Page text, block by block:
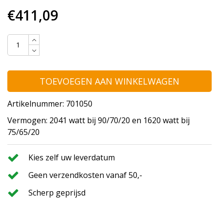
€411,09
TOEVOEGEN AAN WINKELWAGEN
Artikelnummer: 701050
Vermogen: 2041 watt bij 90/70/20 en 1620 watt bij
75/65/20
Kies zelf uw leverdatum
Geen verzendkosten vanaf 50,-
Scherp geprijsd